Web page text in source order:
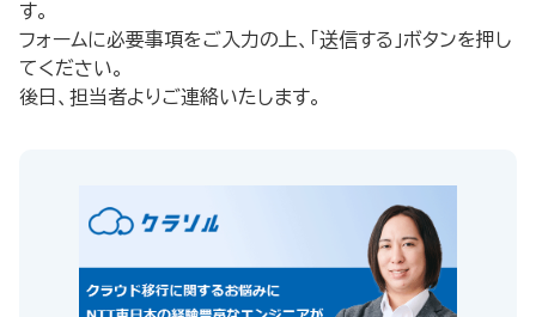
す。
フォームに必要事項をご入力の上、「送信する」ボタンを押し
てください。
後日、担当者よりご連絡いたします。